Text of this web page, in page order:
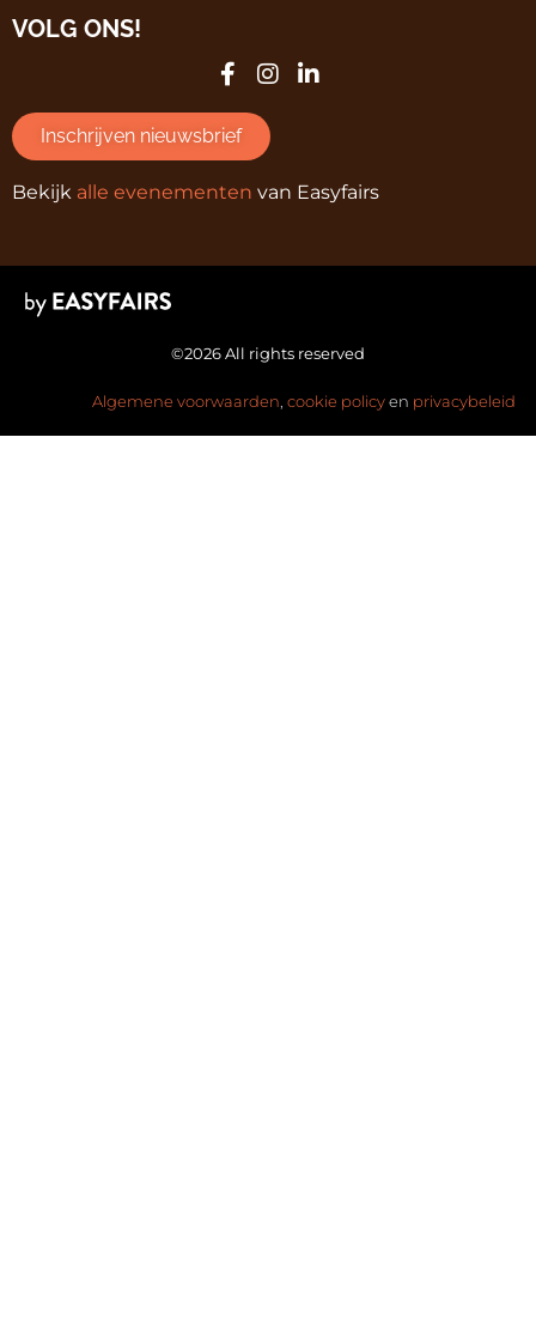
VOLG ONS!
Inschrijven nieuwsbrief
Bekijk alle evenementen van Easyfairs
©2026 All rights reserved
Algemene voorwaarden, cookie policyen privacybeleid